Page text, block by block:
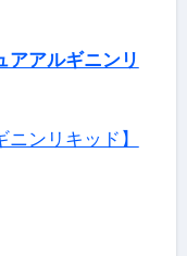
アアルギニンリ
ンリキッド】